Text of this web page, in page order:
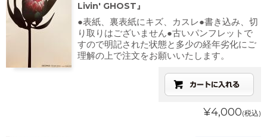
Livin' GHOST』
●表紙、裏表紙にキズ、カスレ●書き込み、切
り取りはございません●古いパンフレットで
すので明記された状態と多少の経年劣化にご
理解の上で注文をお願いいたします。
¥4,000(税込)